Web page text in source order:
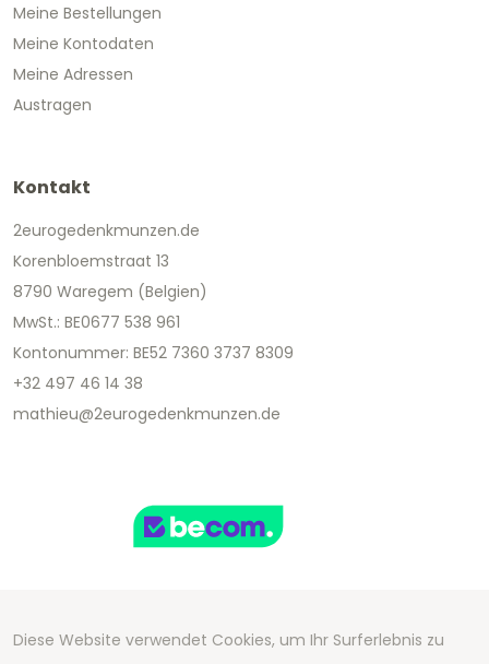
Meine Bestellungen
Meine Kontodaten
Meine Adressen
Austragen
Kontakt
2eurogedenkmunzen.de
Korenbloemstraat 13
8790 Waregem (Belgien)
MwSt.: BE0677 538 961
Kontonummer: BE52 7360 3737 8309
+32 497 46 14 38
mathieu@2eurogedenkmunzen.de
Copyright 2026 We Can Do Better Online BV
Diese Website verwendet Cookies, um Ihr Surferlebnis zu